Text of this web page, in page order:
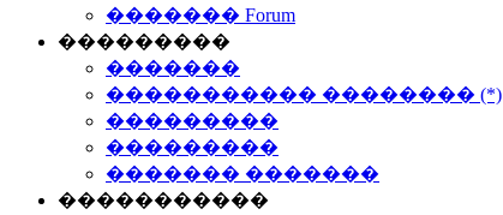
������� Forum
���������
�������
����������� �������� (*)
���������
���������
������� �������
�����������